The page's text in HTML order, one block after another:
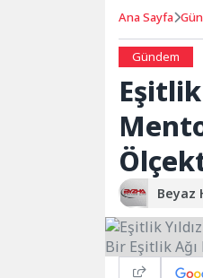
Ana Sayfa
Gündem
Beyaz